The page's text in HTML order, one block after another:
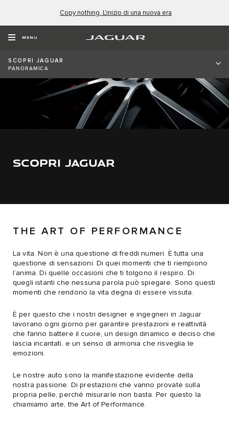
Copy nothing. L'inizio di una nuova era
MENU
SCOPRI JAGUAR
PANORAMICA
SCOPRI JAGUAR
THE ART OF PERFORMANCE
La vita. Non è una questione di freddi numeri. È tutta una
questione di sensazioni. Di quei momenti che ti riempiono
l’anima. Di quelle occasioni che ti tolgono il respiro. Di
quegli istanti che nessuna parola può spiegare. Sono questi
momenti che rendono la vita degna di essere vissuta.
È per questo che i nostri designer e ingegneri in Jaguar
lavorano ogni giorno per garantire prestazioni e reattività
che fanno battere il cuore, un design dinamico e deciso che
lascia incantati, e un senso di armonia che risveglia le
emozioni.
Le nostre auto sono la manifestazione evidente della
nostra passione. Di prestazioni che vanno provate sulla
propria pelle, perché misurarle non basta. Per questo la
chiamiamo arte, the Art of Performance.